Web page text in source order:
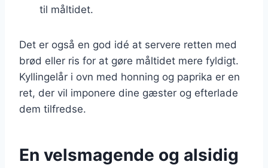
til måltidet.
Det er også en god idé at servere retten med
brød eller ris for at gøre måltidet mere fyldigt.
Kyllingelår i ovn med honning og paprika er en
ret, der vil imponere dine gæster og efterlade
dem tilfredse.
En velsmagende og alsidig